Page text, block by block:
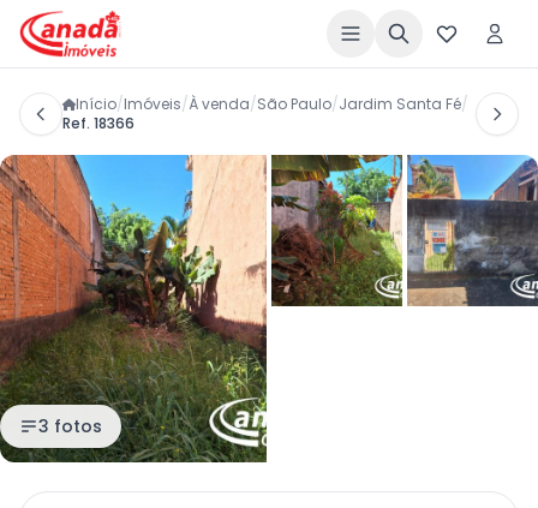
Início/Imóveis/À venda/São Paulo/Jardim Santa Fé/
Ref. 18366
3 fotos